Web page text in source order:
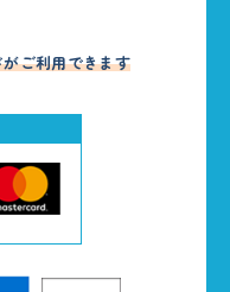
ご利用できます